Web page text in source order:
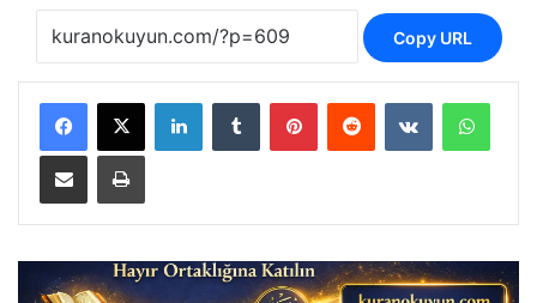
Copy URL
LinkedInTumblr PinterestReddit VKontakte
E-Posta ile paylaş Yazdır